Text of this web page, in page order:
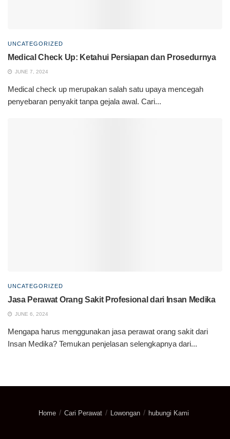
UNCATEGORIZED
Medical Check Up: Ketahui Persiapan dan Prosedurnya
JUNE 7, 2024
Medical check up merupakan salah satu upaya mencegah
penyebaran penyakit tanpa gejala awal. Cari...
UNCATEGORIZED
Jasa Perawat Orang Sakit Profesional dari Insan Medika
JUNE 6, 2024
Mengapa harus menggunakan jasa perawat orang sakit dari
Insan Medika? Temukan penjelasan selengkapnya dari...
Home Cari Perawat Lowongan hubungi Kami